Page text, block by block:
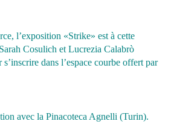
l’exposition «Strike» est à cette
Cosulich et Lucrezia Calabrò
dans l’espace courbe offert par
avec la Pinacoteca Agnelli (Turin).